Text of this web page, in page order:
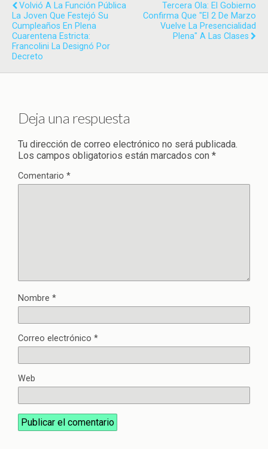
Volvió A La Función Pública
La Joven Que Festejó Su
Cumpleaños En Plena
Cuarentena Estricta:
Francolini La Designó Por
Decreto
Tercera Ola: El Gobierno
Confirma Que "el 2 De Marzo
Vuelve La Presencialidad
Plena" A Las Clases
Deja una respuesta
Tu dirección de correo electrónico no será publicada.
Los campos obligatorios están marcados con *
Comentario *
Nombre *
Correo electrónico *
Web